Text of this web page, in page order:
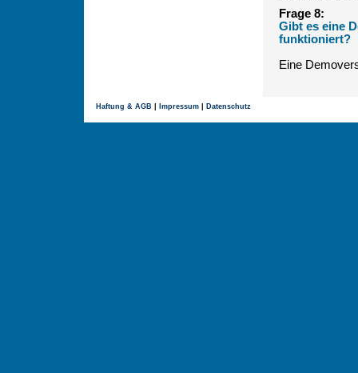
Frage 8:
Gibt es eine
funktioniert?
Eine
Haftung & AGB Impressum Datenschutz